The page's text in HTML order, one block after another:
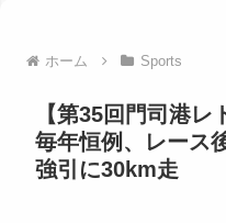
ホーム Sports
【第35回門司港レ
毎年恒例、レース
強引に30km走